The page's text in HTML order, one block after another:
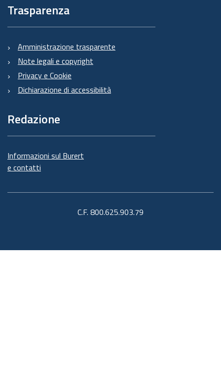
Trasparenza
Amministrazione trasparente
Note legali e copyright
Privacy e Cookie
Dichiarazione di accessibilità
Redazione
Informazioni sul Burert
e contatti
C.F. 800.625.903.79